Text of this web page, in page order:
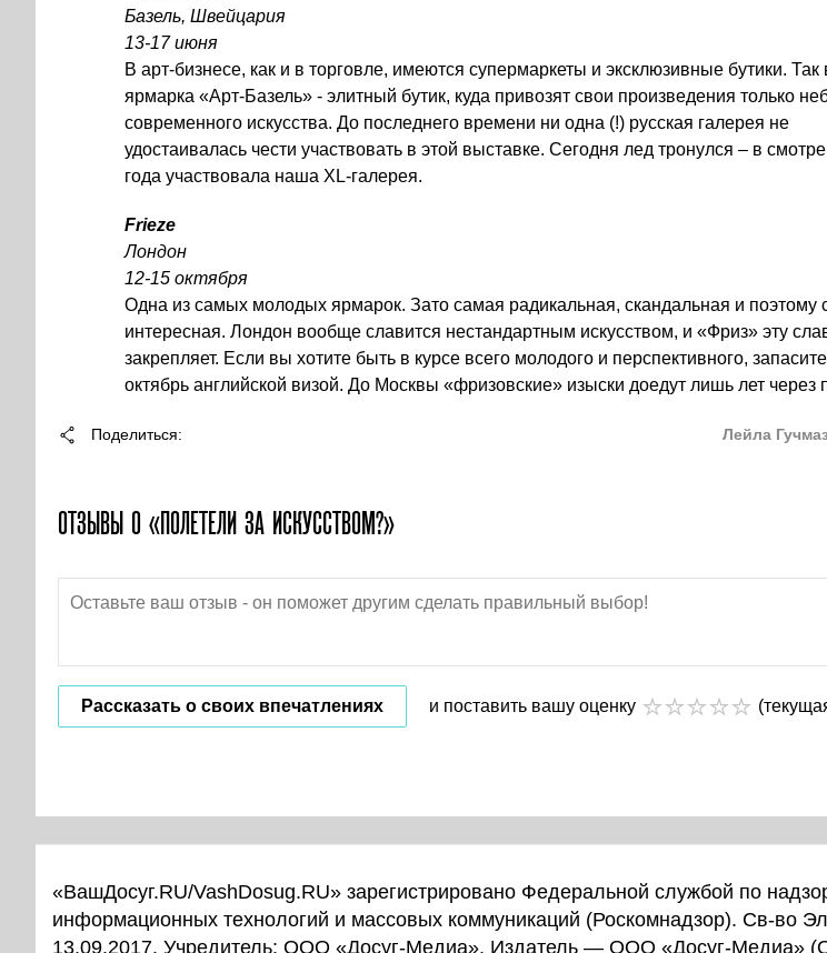
Базель, Швейцария
13-17 июня
В арт-бизнесе, как и в торговле, имеются супермаркеты и эксклюзивные бутики. Так
ярмарка «Арт-Базель» - элитный бутик, куда привозят свои произведения только
современного искусства. До последнего времени ни одна (!) русская галерея не
удостаивалась чести участвовать в этой выставке. Сегодня лед тронулся – в
года участвовала наша XL-галерея.
Frieze
Лондон
12-15 октября
Одна из самых молодых ярмарок. Зато самая радикальная, скандальная и поэтому
интересная. Лондон вообще славится нестандартным искусством, и «Фриз» эту
закрепляет. Если вы хотите быть в курсе всего молодого и перспективного,
октябрь английской визой. До Москвы «фризовские» изыски доедут лишь лет через
Поделиться Лейла
ОТЗЫВЫ О «ПОЛЕТЕЛИ ЗА ИСКУССТВОМ?»
Рассказать о своих впечатлениях и поставить вашу оценку
«ВашДосуг.RU/VashDosug.RU» зарегистрировано Федеральной службой по
информационных технологий и массовых коммуникаций (Роскомнадзор). Св-во
13.09.2017. Учредитель: ООО «Досуг-Медиа». Издатель — ООО «Досуг-Медиа» (